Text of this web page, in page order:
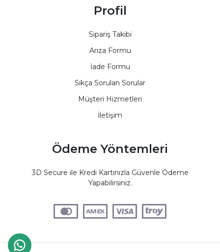
Profil
Sipariş Takibi
Arıza Formu
İade Formu
Sıkça Sorulan Sorular
Müşteri Hizmetleri
İletişim
Ödeme Yöntemleri
3D Secure ile Kredi Kartınızla Güvenle Ödeme
Yapabilirsiniz.